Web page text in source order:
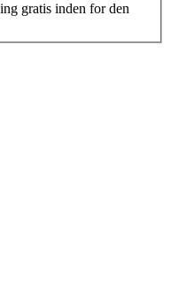
gratis inden for den